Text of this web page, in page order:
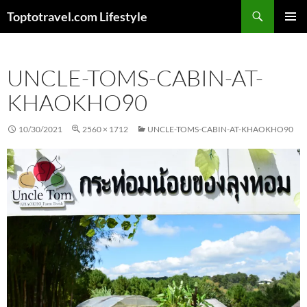
Toptotravel.com Lifestyle
UNCLE-TOMS-CABIN-AT-
KHAOKHO90
10/30/2021 2560 × 1712 UNCLE-TOMS-CABIN-AT-KHAOKHO90